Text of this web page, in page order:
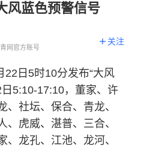
风蓝色预警信号
网官方账号
关注
日5时10分发布“大风
5:10-17:10，董家、许
、社坛、保合、青龙、
、虎威、湛普、三合、
、龙孔、江池、龙河、